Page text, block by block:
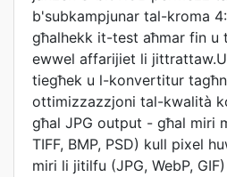
b'subkampjunar tal-kroma
għalhekk it-test aħmar fin u
ewwel affarijiet li
tiegħek u l-konvertitur
ottimizzazzjoni tal-kwalità
għal JPG output - għal miri
TIFF, BMP, PSD) kull pixel
miri li jitilfu (JPG, WebP,